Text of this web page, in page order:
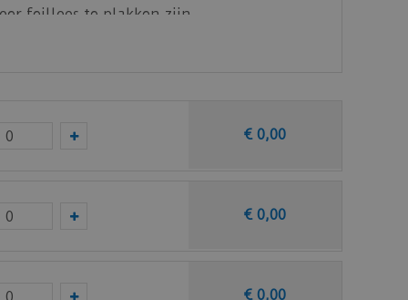
feilloos te plakken zijn.
€ 0,00
€ 0,00
€ 0,00